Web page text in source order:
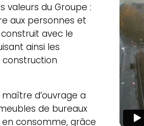
valeurs du Groupe :
aux personnes et
avec le
ainsi les
construction
d’ouvrage a
de bureaux
en consomme, grâce